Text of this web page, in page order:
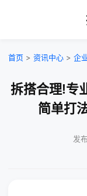
首页 > 资讯中心 > 企
拆搭合理!专
简单打
发